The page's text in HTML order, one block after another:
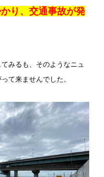
り、交通事故が発
みるも、そのようなニュ
て来ませんでした。